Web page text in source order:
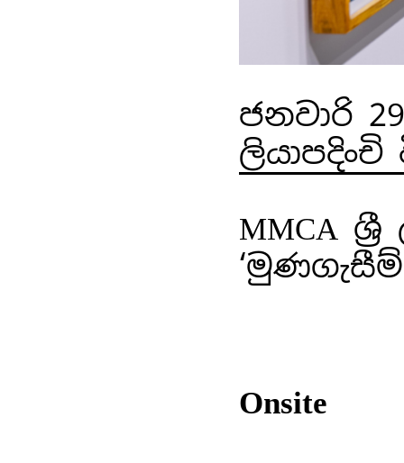
ජනවාරි
MMCA
Onsite